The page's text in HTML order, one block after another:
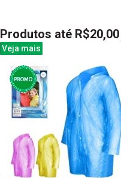
Produtos até R$20,00
Veja mais